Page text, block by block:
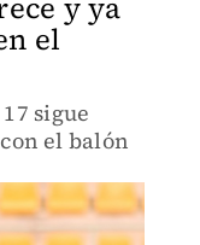
el
sigue
el balón